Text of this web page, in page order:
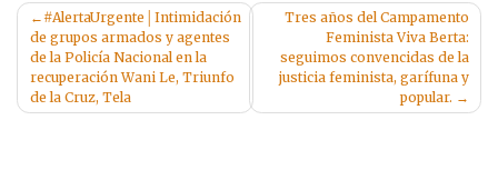
Navegación
de
entradas
#AlertaUrgente│Intimidación
de grupos armados y agentes
de la Policía Nacional en la
recuperación Wani Le, Triunfo
de la Cruz, Tela
Tres años del Campamento
Feminista Viva Berta:
seguimos convencidas de la
justicia feminista, garífuna y
popular.